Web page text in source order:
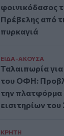
φοινικόδασος
Πρέβελης από
πυρκαγιά
ΕΙΔΑ-ΑΚΟΥΣΑ
Ταλαιπωρία
του ΟΦΗ:
την πλατφόρμα
εισιτηρίων
ΚΡΗΤΗ